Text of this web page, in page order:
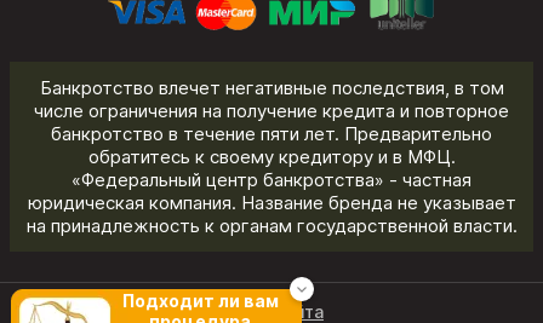
Банкротство влечет негативные последствия, в том
числе ограничения на получение кредита и повторное
банкротство в течение пяти лет. Предварительно
обратитесь к своему кредитору и в МФЦ.
«Федеральный центр банкротства» - частная
юридическая компания. Название бренда не указывает
на принадлежность к органам государственной власти.
Карта сайта
Подходит ли вам